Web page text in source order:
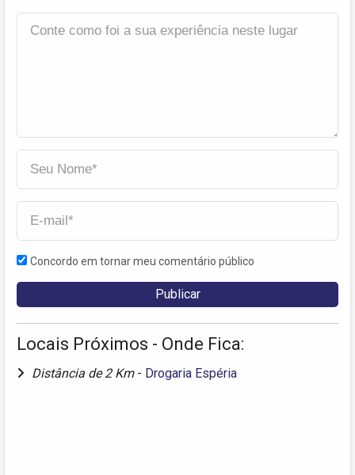
Concordo em tornar meu comentário público
Locais Próximos - Onde Fica:
Distância de 2 Km - Drogaria Espéria